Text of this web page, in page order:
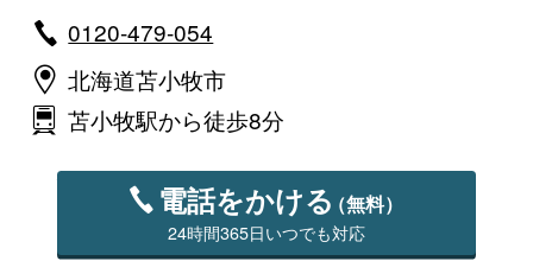
0120-479-054
北海道苫小牧市
苫小牧駅から徒歩8分
電話をかける（無料）
24時間365日いつでも対応